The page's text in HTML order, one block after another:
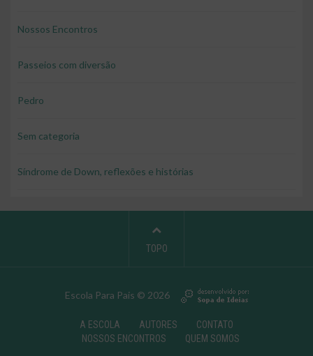
Nossos Encontros
Passeios com diversão
Pedro
Sem categoria
Síndrome de Down, reflexões e histórias
Escola Para Pais © 2026
A ESCOLA AUTORES
CONTATO
NOSSOS ENCONTROS
QUEM SOMOS
TOPO